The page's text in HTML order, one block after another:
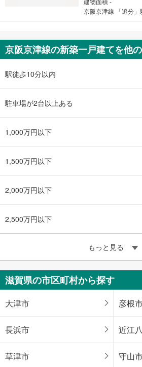
京阪京津線 「追分
京阪京津線の新築一戸建てを他
駅徒歩10分以内
駐車場が2台以上ある
1,000万円以下
1,500万円以下
2,000万円以下
2,500万円以下
もっと見る
滋賀県の市区町村から探す
大津市 彦根
長浜市 近江
草津市 守山